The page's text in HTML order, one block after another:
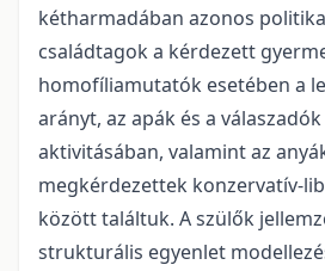
kétharmadában azonos
családtagok a kérdezett
homofíliamutatók esetében a
arányt, az apák és a válaszadók
aktivitásában, valamint az
megkérdezettek konzervatív-
között találtuk. A szülők
strukturális egyenlet